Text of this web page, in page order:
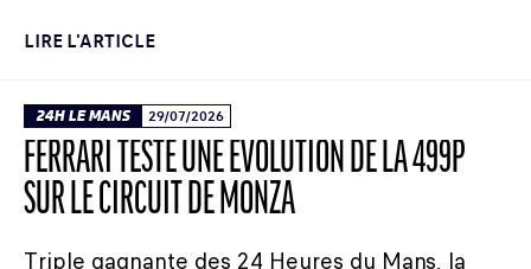
LIRE L'ARTICLE
24H LE MANS 29/07/2026
FERRARI TESTE UNE ÉVOLUTION DE LA 499P
SUR LE CIRCUIT DE MONZA
Triple gagnante des 24 Heures du Mans, la